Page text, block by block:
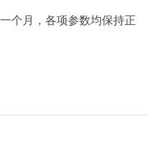
个月，各项参数均保持正